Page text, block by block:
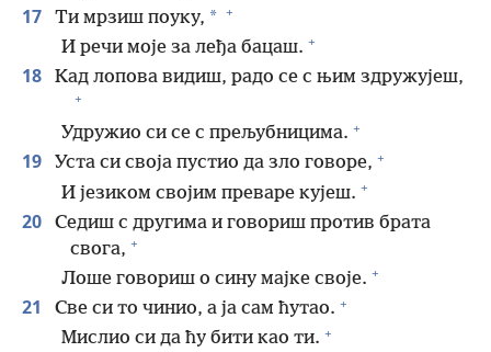
17 Ти мрзиш поуку, * +
И речи моје за леђа бацаш. +
18 Кад лопова видиш, радо се с њим здружујеш,
+
Удружио си се с прељубницима. +
19 Уста си своја пустио да зло говоре, +
И језиком својим преваре кујеш. +
20
Седиш с другима и говориш против брата
свога, +
Лоше говориш о сину мајке своје. +
21 Све си то чинио, а ја сам ћутао. +
Мислио си да ћу бити као ти. +